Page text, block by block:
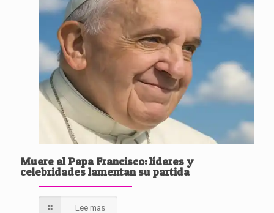
Muere el Papa Francisco: líderes y
celebridades lamentan su partida
Lee mas